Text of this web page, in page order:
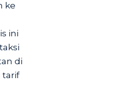
ke
ini
di
tarif